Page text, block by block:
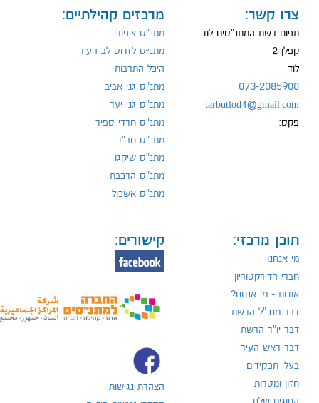
צרו קשר:
תפוח רשת המתנ"סים לוד
קפלן 2
לוד
073-2085900
tarbutlod1@gmail.com
פקס:
מרכזים קהילתיים:
מתנ"ס ציפורי
מתנ״ס לזרוס לב העיר
היכל התרבות
מתנ"ס גני אביב
מתנ"ס גני יער
מתנ"ס חרדי ספיר
מתנ"ס חב"ד
מתנ"ס שיקגו
מתנ"ס הרכבת
מתנ"ס אשכול
תוכן מרכזי:
מי אנחנו
חברי הדירקטוריון
אודות - מי אנחנו?
דבר מנכ"ל הרשת
דבר יו"ר הרשת
דבר ראש העיר
בעלי תפקידים
חזון ומטרות
קישורים:
הצהרת נגישות